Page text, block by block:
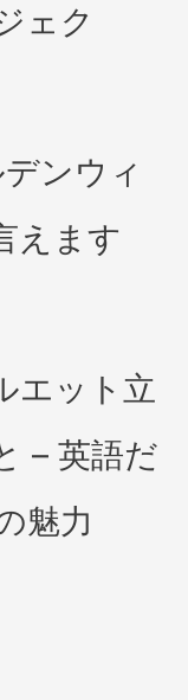
ェク
ンウィ
えます
エット立
– 英語だ
魅力